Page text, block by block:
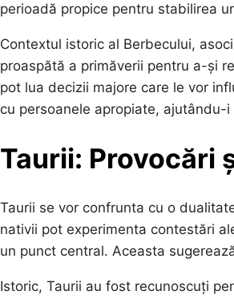
perioadă propice pentru stabilirea
Contextul istoric al Berbecului,
proaspătă a primăverii pentru a-și
pot lua decizii majore care le vor
cu persoanele apropiate,
Taurii: Provocări
Taurii se vor confrunta cu o
nativii pot experimenta contestări
un punct central. Aceasta
Istoric, Taurii au fost recunoscuți